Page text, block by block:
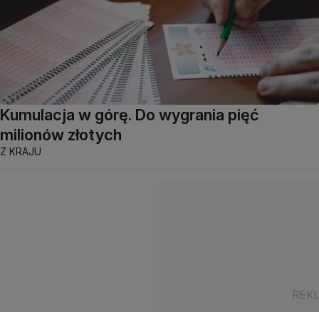
Kumulacja w górę. Do wygrania pięć
milionów złotych
Z KRAJU